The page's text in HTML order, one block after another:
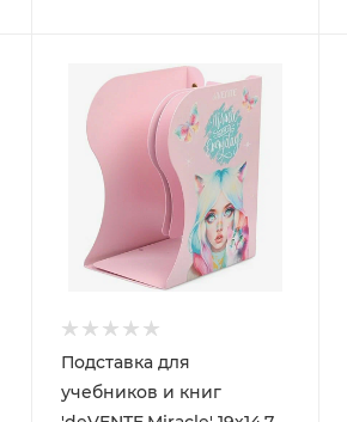
Подставка для
учебников и книг